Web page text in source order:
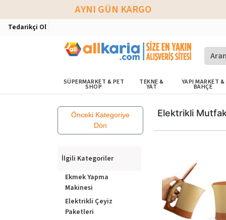
AYNI GÜN KARGO
Tedarikçi Ol
SÜPERMARKET & PET
SHOP
TEKNE &
YAT
YAPI MARKET &
BAHÇE
Önceki Kategoriye
Dön
İlgili Kategoriler
Ekmek Yapma
Makinesi
Elektrikli Çeyiz
Paketleri
Elektrikli